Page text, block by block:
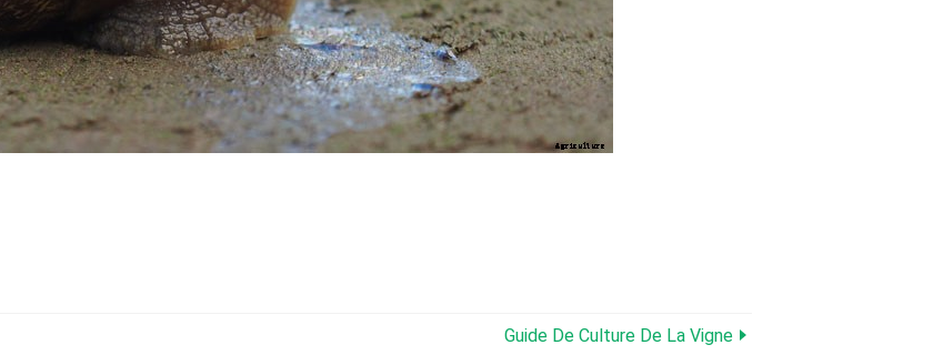
Guide De Culture De La Vigne